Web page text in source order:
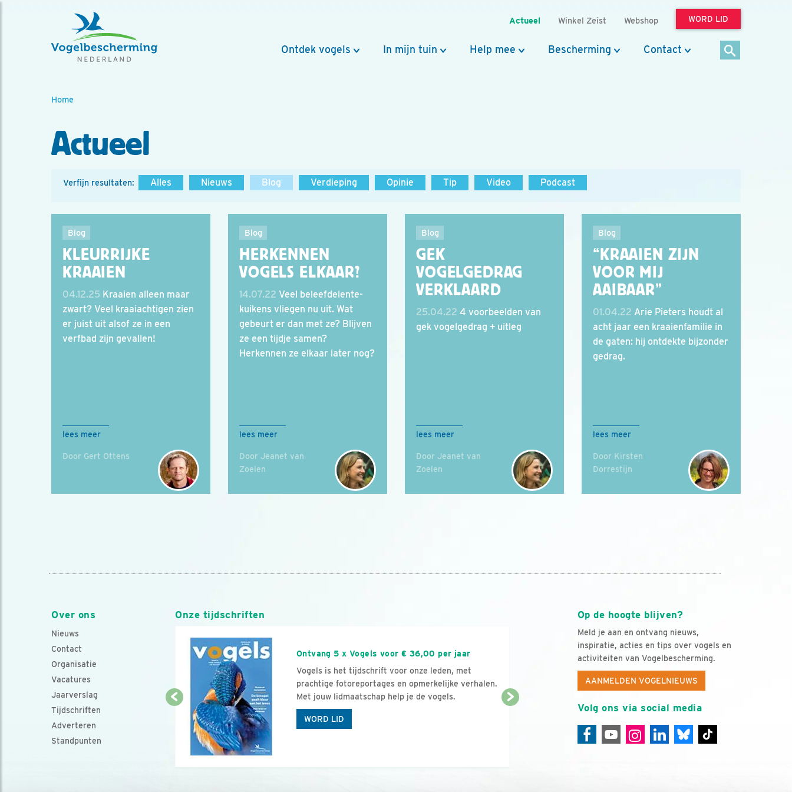
Actueel Winkel Zeist Webshop WORD LID
Ontdek vogels In mijn tuin Help mee Bescherming Contact
Home
Actueel
Verfijn resultaten: Alles Nieuws Blog Verdieping Opinie Tip Video Podcast
Blog
KLEURRIJKE
KRAAIEN
04.12.25 Kraaien alleen maar
zwart? Veel kraaiachtigen zien
er juist uit alsof ze in een
verfbad zijn gevallen!
lees meer
Door Gert Ottens
Blog
HERKENNEN
VOGELS ELKAAR?
14.07.22 Veel beleefdelente-
kuikens vliegen nu uit. Wat
gebeurt er dan met ze? Blijven
ze een tijdje samen?
Herkennen ze elkaar later nog?
lees meer
Door Jeanet van
Zoelen
Blog
GEK
VOGELGEDRAG
VERKLAARD
25.04.22 4 voorbeelden van
gek vogelgedrag + uitleg
lees meer
Door Jeanet van
Zoelen
Blog
“KRAAIEN ZIJN
VOOR MIJ
AAIBAAR”
01.04.22 Arie Pieters houdt al
acht jaar een kraaienfamilie in
de gaten: hij ontdekte bijzonder
gedrag.
lees meer
Door Kirsten
Dorrestijn
Over ons
Nieuws
Contact
Organisatie
Vacatures
Jaarverslag
Tijdschriften
Adverteren
Standpunten
Op de hoogte blijven?
Meld je aan en ontvang nieuws,
inspiratie, acties en tips over vogels en
activiteiten van Vogelbescherming.
AANMELDEN VOGELNIEUWS
Volg ons via social media
Onze tijdschriften
Ontvang 5 x Vogels voor € 36,00 per jaar
Vogels is het tijdschrift voor onze leden, met
prachtige fotoreportages en opmerkelijke verhalen.
Met jouw lidmaatschap help je de vogels.
WORD LID